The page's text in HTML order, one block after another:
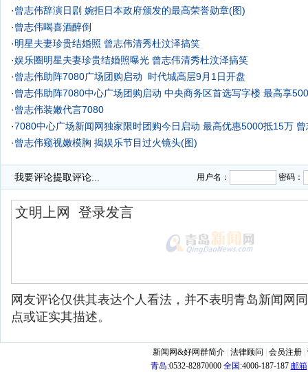
·曾志伟辞演日剧 婉拒日本政府颁发的最高荣誉勋章(图)
·曾志伟喝喜酒醉倒
·明星夫妻珍贵结婚照 曾志伟清秀杜汶泽搞笑
·娱乐圈明星夫妻珍贵结婚照曝光 曾志伟清秀杜汶泽搞笑
·曾志伟助阵7080广场团购启动
时代城高层9月1日开盘
·曾志伟助阵7080中心广场团购启动 中央商务区首选写字楼 最高享
·曾志伟装嫩代言7080
·7080中心广场新闻网独家限时团购今日启动 最高优惠5000抵15万
·曾志伟窥视嫩模胸 揭娱乐节目过火镜头(图)
我要评论提取评论... 用户名： 密码：
网友评论仅供其表达个人看法，并不表明青岛新闻网
点或证实其描述。